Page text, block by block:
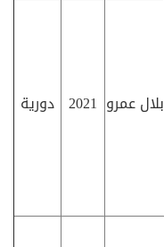
بلال عمرو 2021 دورية